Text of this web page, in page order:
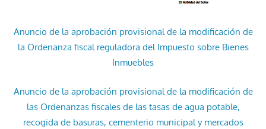
Anuncio de la aprobación provisional de la modificación de
la Ordenanza fiscal reguladora del Impuesto sobre Bienes
Inmuebles
Anuncio de la aprobación provisional de la modificación de
las Ordenanzas fiscales de las tasas de agua potable,
recogida de basuras, cementerio municipal y mercados